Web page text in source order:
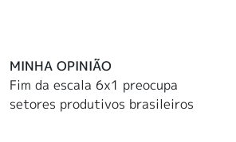
MINHA OPINIÃO
Fim da escala 6x1 preocupa
setores produtivos brasileiros